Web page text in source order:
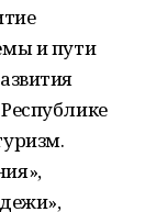
и пути